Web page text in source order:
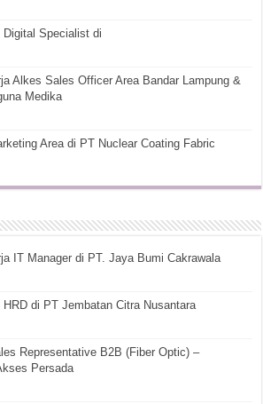
Digital Specialist di
Alkes Sales Officer Area Bandar Lampung &
Medika
Area di PT Nuclear Coating Fabric
IT Manager di PT. Jaya Bumi Cakrawala
HRD di PT Jembatan Citra Nusantara
Representative B2B (Fiber Optic) –
Persada